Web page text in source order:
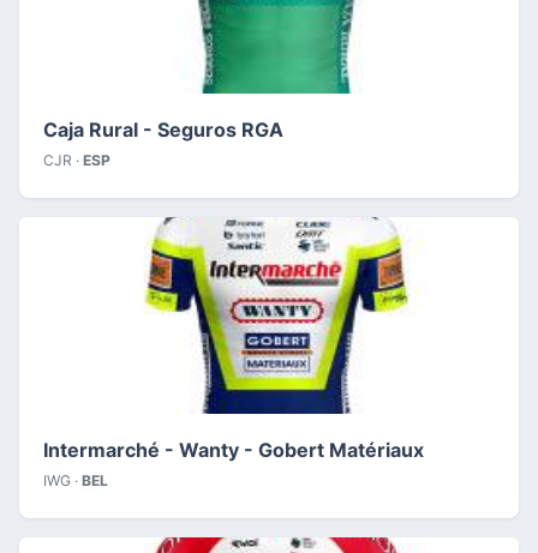
Caja Rural - Seguros RGA
CJR · ESP
Intermarché - Wanty - Gobert Matériaux
IWG · BEL